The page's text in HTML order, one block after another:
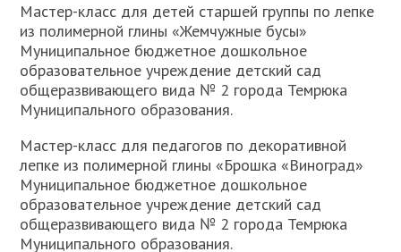
Мастер-класс для детей старшей группы по лепке
из полимерной глины «Жемчужные бусы»
Муниципальное бюджетное дошкольное
образовательное учреждение детский сад
общеразвивающего вида № 2 города Темрюка
Муниципального образования.
Мастер-класс для педагогов по декоративной
лепке из полимерной глины «Брошка «Виноград»
Муниципальное бюджетное дошкольное
образовательное учреждение детский сад
общеразвивающего вида № 2 города Темрюка
Муниципального образования.